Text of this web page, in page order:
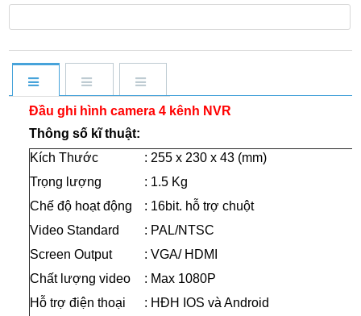
Đầu ghi hình camera 4 kênh NVR
Thông số kĩ thuật:
Kích Thước
: 255 x 230 x 43 (mm)
Trọng lượng
: 1.5 Kg
Chế độ hoạt động
: 16bit. hỗ trợ chuột
Video Standard
: PAL/NTSC
Screen Output
: VGA/ HDMI
Chất lượng video
: Max 1080P
Hỗ trợ điện thoại
: HĐH IOS và Android